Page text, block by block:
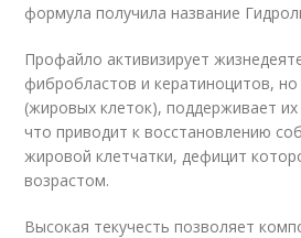
формула получила название
Профайло активизирует
фибробластов и кератиноцитов,
(жировых клеток), поддерживает
что приводит к восстановлению
жировой клетчатки, дефицит
возрастом.
Высокая текучесть позволяет